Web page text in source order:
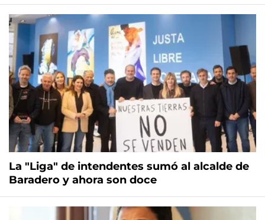
La "Liga" de intendentes sumó al alcalde de
Baradero y ahora son doce